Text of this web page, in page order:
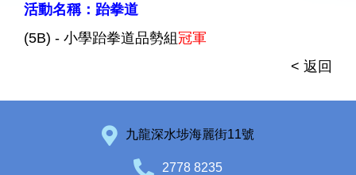
活動名稱：跆拳道
(5B) - 小學跆拳道品勢組 冠軍
< 返回
九龍深水埗海麗街11號
2778 8235